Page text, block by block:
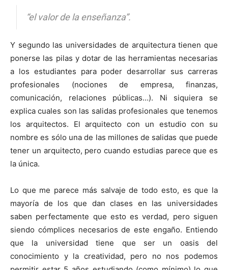
“el valor de la enseñanza”.
Y segundo las universidades de arquitectura tienen que
ponerse las pilas y dotar de las herramientas necesarias
a los estudiantes para poder desarrollar sus carreras
profesionales (nociones de empresa, finanzas,
comunicación, relaciones públicas…). Ni siquiera se
explica cuales son las salidas profesionales que tenemos
los arquitectos. El arquitecto con un estudio con su
nombre es sólo una de las millones de salidas que puede
tener un arquitecto, pero cuando estudias parece que es
la única.
Lo que me parece más salvaje de todo esto, es que la
mayoría de los que dan clases en las universidades
saben perfectamente que esto es verdad, pero siguen
siendo cómplices necesarios de este engaño. Entiendo
que la universidad tiene que ser un oasis del
conocimiento y la creatividad, pero no nos podemos